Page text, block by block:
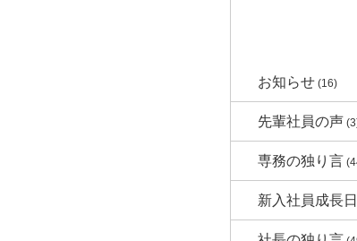
お知らせ (16)
先輩社員の声
専務の独り言
新入社員成長